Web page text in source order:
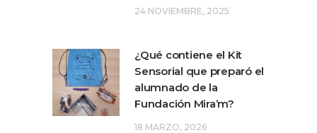
24 NOVIEMBRE, 2025
¿Qué contiene el Kit
Sensorial que preparó el
alumnado de la
Fundación Mira’m?
18 MARZO, 2026